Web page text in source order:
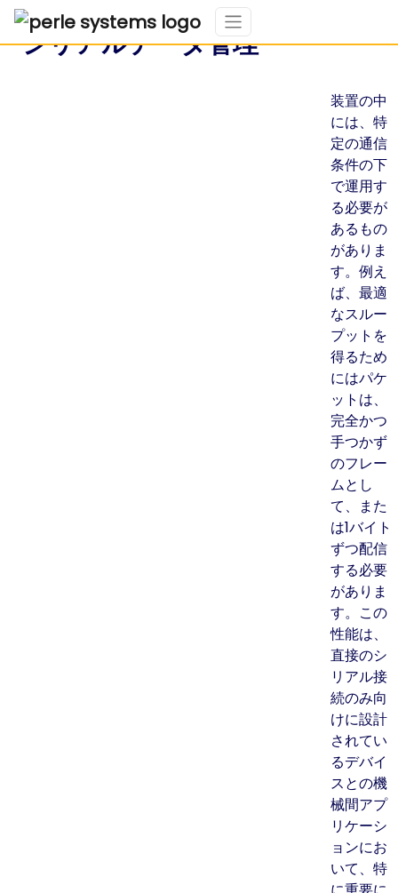
シリアルデータ管理
装置の中
には、特
定の通信
条件の下
で運用す
る必要が
あるもの
がありま
す。例え
ば、最適
なスルー
プットを
得るため
にはパケ
ットは、
完全かつ
手つかず
のフレー
ムとし
て、また
は1バイト
ずつ配信
する必要
がありま
す。この
性能は、
直接のシ
リアル接
続のみ向
けに設計
されてい
るデバイ
スとの機
械間アプ
リケーシ
ョンにお
いて、特